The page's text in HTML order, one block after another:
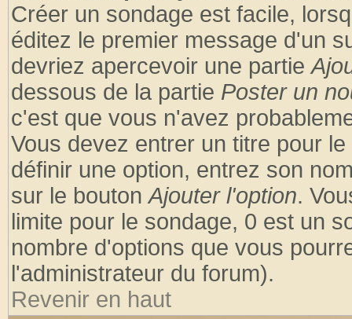
Créer un sondage est facile,
éditez le premier message d'un
devriez apercevoir une partie
dessous de la partie Poster un
c'est que vous n'avez
Vous devez entrer un titre pour
définir une option, entrez son
sur le boutonAjouter l'option.
limite pour le sondage, 0 est un
nombre d'options que vous
l'administrateur du forum).
Revenir en haut